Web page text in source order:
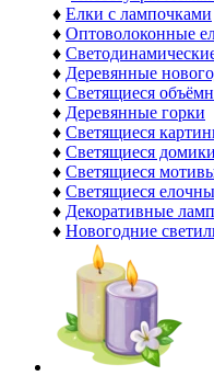
♦ Елки с лампочками
♦ Оптоволоконные
♦
♦ Деревянные
♦ Светящиеся
♦ Деревянные горки
♦ Светящиеся
♦ Светящиеся
♦ Светящиеся
♦ Светящиеся
♦ Декоративные
♦ Новогодние